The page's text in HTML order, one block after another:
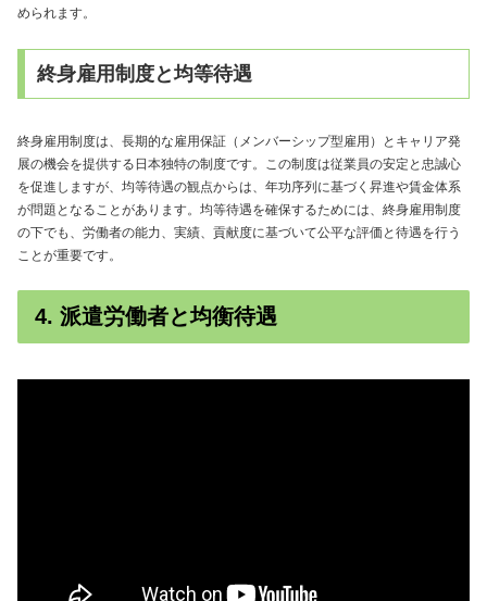
められます。
終身雇用制度と均等待遇
終身雇用制度は、長期的な雇用保証（メンバーシップ型雇用）とキャリア発
展の機会を提供する日本独特の制度です。この制度は従業員の安定と忠誠心
を促進しますが、均等待遇の観点からは、年功序列に基づく昇進や賃金体系
が問題となることがあります。均等待遇を確保するためには、終身雇用制度
の下でも、労働者の能力、実績、貢献度に基づいて公平な評価と待遇を行う
ことが重要です。
4. 派遣労働者と均衡待遇